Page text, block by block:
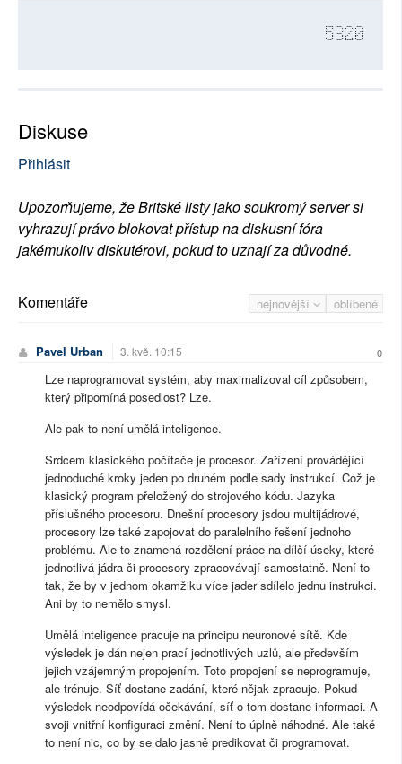
5320
Diskuse
Přihlásit
Upozorňujeme, že Britské listy jako soukromý server si
vyhrazují právo blokovat přístup na diskusní fóra
jakémukoliv diskutérovi, pokud to uznají za důvodné.
nejnovější oblíbené
Komentáře
Pavel Urban 3. kvě. 10:15 0
Lze naprogramovat systém, aby maximalizoval cíl způsobem,
který připomíná posedlost? Lze.
Ale pak to není umělá inteligence.
Srdcem klasického počítače je procesor. Zařízení provádějící
jednoduché kroky jeden po druhém podle sady instrukcí. Což je
klasický program přeložený do strojového kódu. Jazyka
příslušného procesoru. Dnešní procesory jsdou multijádrové,
procesory lze také zapojovat do paralelního řešení jednoho
problému. Ale to znamená rozdělení práce na dílčí úseky, které
jednotlivá jádra či procesory zpracovávají samostatně. Není to
tak, že by v jednom okamžiku více jader sdílelo jednu instrukci.
Ani by to nemělo smysl.
Umělá inteligence pracuje na principu neuronové sítě. Kde
výsledek je dán nejen prací jednotlivých uzlů, ale především
jejich vzájemným propojením. Toto propojení se neprogramuje,
ale trénuje. Síť dostane zadání, které nějak zpracuje. Pokud
výsledek neodpovídá očekávání, síť o tom dostane informaci. A
svoji vnitřní konfiguraci změní. Není to úplně náhodné. Ale také
to není nic, co by se dalo jasně predikovat či programovat.